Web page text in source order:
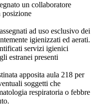
un collaboratore
posizione
ad uso esclusivo dei
igienizzati ed aerati.
servizi igienici
estranei presenti
apposita aula 218 per
soggetti che
respiratoria o febbre